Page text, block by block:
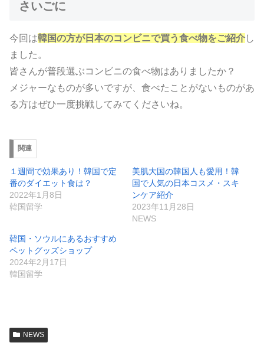
さいごに
今回は韓国の方が日本のコンビニで買う食べ物をご紹介し
ました。
皆さんが普段選ぶコンビニの食べ物はありましたか？
メジャーなものが多いですが、食べたことがないものがあ
る方はぜひ一度挑戦してみてくださいね。
関連
１週間で効果あり！韓国で定
番のダイエット食は？
2022年1月8日
韓国留学
美肌大国の韓国人も愛用！韓
国で人気の日本コスメ・スキ
ンケア紹介
2023年11月28日
NEWS
韓国・ソウルにあるおすすめ
ペットグッズショップ
2024年2月17日
韓国留学
NEWS